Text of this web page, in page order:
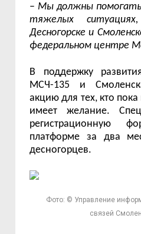
– Мы должны помогать
тяжелых
Десногорске и
федеральном центре
В поддержку
МСЧ-135 и
акцию для тех, кто
имеет желание.
регистрационную
платформе за два
десногорцев.
Фото: © Управление
связей